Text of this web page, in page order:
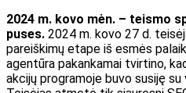
2024 m. kovo mėn. – teismo
puses. 2024 m. kovo 27 d.
pareiškimų etape iš esmės
agentūra pakankamai tvirtino,
akcijų programoje buvo susiję